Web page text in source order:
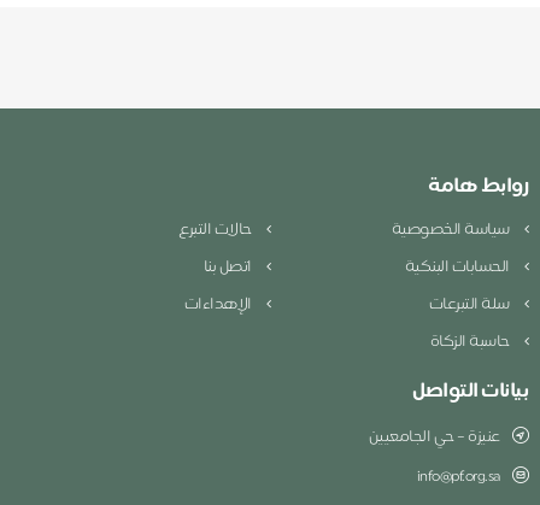
روابط هامة
سياسة الخصوصية
حالات التبرع
الحسابات البنكية
اتصل بنا
سلة التبرعات
الإهداءات
حاسبة الزكاة
بيانات التواصل
عنيزة – حي الجامعيين
info@pf.org.sa